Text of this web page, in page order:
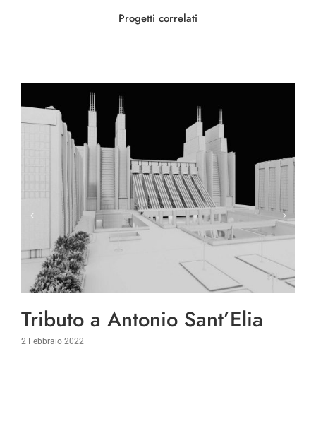
Progetti correlati
Tributo a Antonio Sant’Elia
2 Febbraio 2022